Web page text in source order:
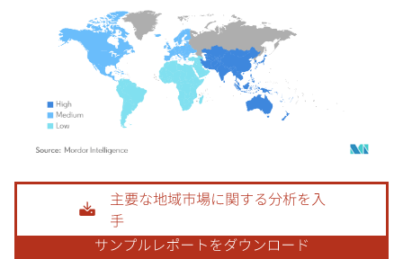
画像 © Mordor Intelligence。再利用にはCC BY 4.0の表示が必要です。